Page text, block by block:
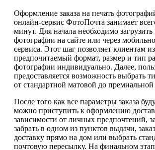
Оформление заказа на печать
онлайн-сервис ФотоПочта занимает
минут. Для начала необходимо
фотографии на сайте или через
сервиса. Этот шаг позволяет клиентам
предпочитаемый формат, размер и тип
фотографии индивидуально. Далее,
предоставляется возможность выбрать
от стандартной матовой до премиальной
После того как все параметры заказа
можно приступить к оформлению
зависимости от личных предпочтений,
забрать в одном из пунктов выдачи,
доставку прямо на дом или выбрать
почтовую пересылку. На финальном